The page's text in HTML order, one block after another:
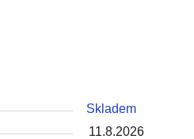
Skladem
11.8.2026